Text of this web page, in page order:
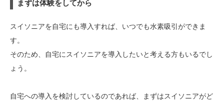
ン、スイソセラピーでのスイソニアの初回メニューは2種類。まず、一...
まずは体験をしてから
スイソニアを自宅にも導入すれば、いつでも水素吸引ができま
す。
そのため、自宅にスイソニアを導入したいと考える方もいるでし
ょう。
自宅への導入を検討しているのであれば、まずはスイソニアがど